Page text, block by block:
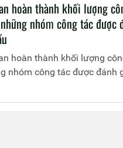
hoàn thành khối lượng
nhóm công tác được
hoàn thành khối lượng
nhóm công tác được đánh